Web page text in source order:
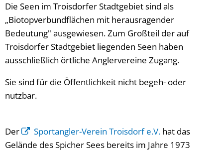
Die Seen im Troisdorfer Stadtgebiet sind als
„Biotopverbundflächen mit herausragender
Bedeutung" ausgewiesen. Zum Großteil der auf
Troisdorfer Stadtgebiet liegenden Seen haben
ausschließlich örtliche Anglervereine Zugang.
Sie sind für die Öffentlichkeit nicht begeh- oder
nutzbar.
Der Sportangler-Verein Troisdorf e.V. hat das
Gelände des Spicher Sees bereits im Jahre 1973